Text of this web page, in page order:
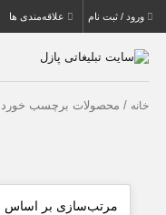
ورود / ثبت نام علاقه‌مندی ها
خانه / محصولات برچسب